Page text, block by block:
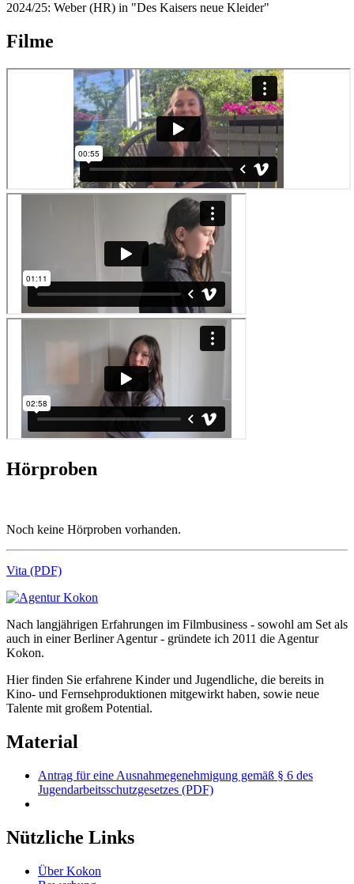
2024/25: Weber (HR) in "Des Kaisers neue Kleider"
Filme
Hörproben
Noch keine Hörproben vorhanden.
Vita (PDF)
Nach langjährigen Erfahrungen im Filmbusiness - sowohl am Set als
auch in einer Berliner Agentur - gründete ich 2011 die Agentur
Kokon.
Hier finden Sie erfahrene Kinder und Jugendliche, die bereits in
Kino- und Fernsehproduktionen mitgewirkt haben, sowie neue
Talente mit großem Potential.
Material
Antrag für eine Ausnahmegenehmigung gemäß § 6 des
Jugendarbeitsschutzgesetzes (PDF)
Nützliche Links
Über Kokon